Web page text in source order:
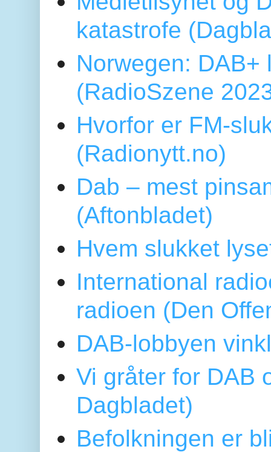
katastrofe
Norwegen:
(RadioSzene
Hvorfor er FM-
(Radionytt.no)
Dab – mest
(Aftonbladet)
Hvem slukket
International
radioen (Den
DAB-lobbyen
Vi gråter for DAB
Dagbladet)
Befolkningen er